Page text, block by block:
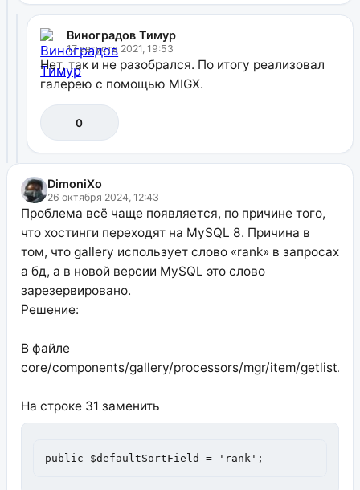
Виноградов Тимур
17 августа 2021, 19:53
Нет, так и не разобрался. По итогу реализовал
галерею с помощью MIGX.
0
DimoniXo
26 октября 2024, 12:43
Проблема всё чаще появляется, по причине того,
что хостинги переходят на MySQL 8. Причина в
том, что gallery использует слово «rank» в запросах
а бд, а в новой версии MySQL это слово
зарезервировано.
Решение:
В файле
core/components/gallery/processors/mgr/item/
На строке 31 заменить
public $defaultSortField = 'rank';